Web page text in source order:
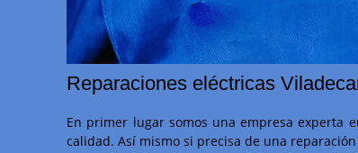
Reparaciones eléctricas
En primer lugar somos una empresa experta
calidad. Así mismo si precisa de una